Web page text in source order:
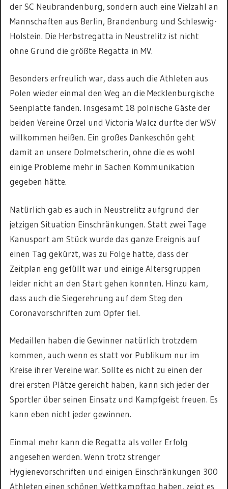
der SC Neubrandenburg, sondern auch eine Vielzahl an
Mannschaften aus Berlin, Brandenburg und Schleswig-
Holstein. Die Herbstregatta in Neustrelitz ist nicht
ohne Grund die größte Regatta in MV.
Besonders erfreulich war, dass auch die Athleten aus
Polen wieder einmal den Weg an die Mecklenburgische
Seenplatte fanden. Insgesamt 18 polnische Gäste der
beiden Vereine Orzel und Victoria Walcz durfte der WSV
willkommen heißen. Ein großes Dankeschön geht
damit an unsere Dolmetscherin, ohne die es wohl
einige Probleme mehr in Sachen Kommunikation
gegeben hätte.
Natürlich gab es auch in Neustrelitz aufgrund der
jetzigen Situation Einschränkungen. Statt zwei Tage
Kanusport am Stück wurde das ganze Ereignis auf
einen Tag gekürzt, was zu Folge hatte, dass der
Zeitplan eng gefüllt war und einige Altersgruppen
leider nicht an den Start gehen konnten. Hinzu kam,
dass auch die Siegerehrung auf dem Steg den
Coronavorschriften zum Opfer fiel.
Medaillen haben die Gewinner natürlich trotzdem
kommen, auch wenn es statt vor Publikum nur im
Kreise ihrer Vereine war. Sollte es nicht zu einen der
drei ersten Plätze gereicht haben, kann sich jeder der
Sportler über seinen Einsatz und Kampfgeist freuen. Es
kann eben nicht jeder gewinnen.
Einmal mehr kann die Regatta als voller Erfolg
angesehen werden. Wenn trotz strenger
Hygienevorschriften und einigen Einschränkungen 300
Athleten einen schönen Wettkampftag haben, zeigt es